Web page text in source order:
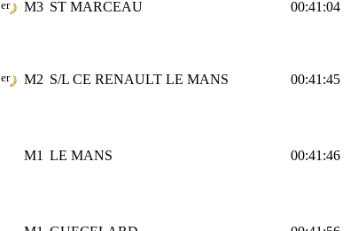
er M3 ST MARCEAU 00:41:04
er M2 S/L CE RENAULT LE MANS 00:41:45
M1 LE MANS 00:41:46